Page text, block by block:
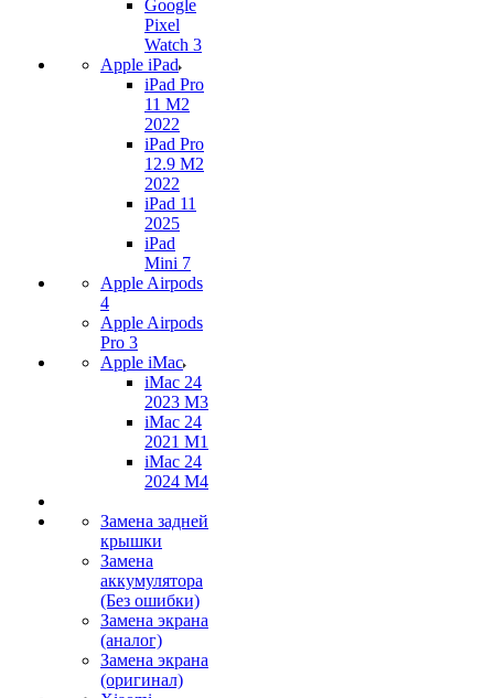
Google
Pixel
Watch 3
Apple iPad
iPad Pro
11 M2
2022
iPad Pro
12.9 M2
2022
iPad 11
2025
iPad
Mini 7
Apple Airpods
4
Apple Airpods
Pro 3
Apple iMac
iMac 24
2023 M3
iMac 24
2021 M1
iMac 24
2024 M4
Замена задней
крышки
Замена
аккумулятора
(Без ошибки)
Замена экрана
(аналог)
Замена экрана
(оригинал)